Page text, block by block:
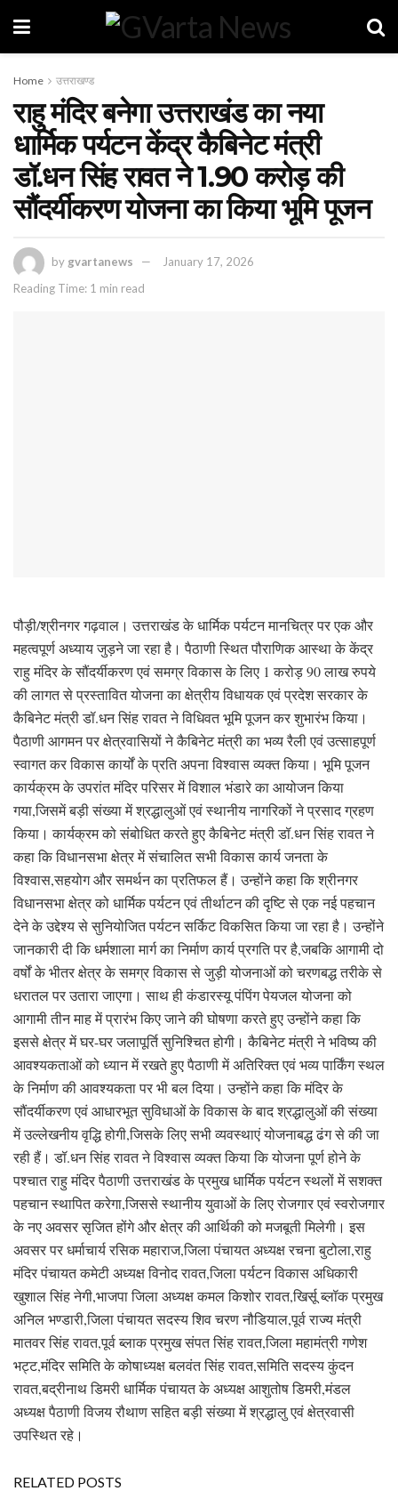
Home उत्तराखण्ड
राहु मंदिर बनेगा उत्तराखंड का नया
धार्मिक पर्यटन केंद्र कैबिनेट मंत्री
डॉ.धन सिंह रावत ने 1.90 करोड़ की
सौंदर्यीकरण योजना का किया भूमि पूजन
by gvartanews
January 17, 2026
Reading Time: 1 min read
पौड़ी/श्रीनगर गढ़वाल। उत्तराखंड के धार्मिक पर्यटन मानचित्र पर एक और
महत्वपूर्ण अध्याय जुड़ने जा रहा है। पैठाणी स्थित पौराणिक आस्था के केंद्र
राहु मंदिर के सौंदर्यीकरण एवं समग्र विकास के लिए 1 करोड़ 90 लाख रुपये
की लागत से प्रस्तावित योजना का क्षेत्रीय विधायक एवं प्रदेश सरकार के
कैबिनेट मंत्री डॉ.धन सिंह रावत ने विधिवत भूमि पूजन कर शुभारंभ किया।
पैठाणी आगमन पर क्षेत्रवासियों ने कैबिनेट मंत्री का भव्य रैली एवं उत्साहपूर्ण
स्वागत कर विकास कार्यों के प्रति अपना विश्वास व्यक्त किया। भूमि पूजन
कार्यक्रम के उपरांत मंदिर परिसर में विशाल भंडारे का आयोजन किया
गया,जिसमें बड़ी संख्या में श्रद्धालुओं एवं स्थानीय नागरिकों ने प्रसाद ग्रहण
किया। कार्यक्रम को संबोधित करते हुए कैबिनेट मंत्री डॉ.धन सिंह रावत ने
कहा कि विधानसभा क्षेत्र में संचालित सभी विकास कार्य जनता के
विश्वास,सहयोग और समर्थन का प्रतिफल हैं। उन्होंने कहा कि श्रीनगर
विधानसभा क्षेत्र को धार्मिक पर्यटन एवं तीर्थाटन की दृष्टि से एक नई पहचान
देने के उद्देश्य से सुनियोजित पर्यटन सर्किट विकसित किया जा रहा है। उन्होंने
जानकारी दी कि धर्मशाला मार्ग का निर्माण कार्य प्रगति पर है,जबकि आगामी दो
वर्षों के भीतर क्षेत्र के समग्र विकास से जुड़ी योजनाओं को चरणबद्ध तरीके से
धरातल पर उतारा जाएगा। साथ ही कंडारस्यू पंपिंग पेयजल योजना को
आगामी तीन माह में प्रारंभ किए जाने की घोषणा करते हुए उन्होंने कहा कि
इससे क्षेत्र में घर-घर जलापूर्ति सुनिश्चित होगी। कैबिनेट मंत्री ने भविष्य की
आवश्यकताओं को ध्यान में रखते हुए पैठाणी में अतिरिक्त एवं भव्य पार्किंग स्थल
के निर्माण की आवश्यकता पर भी बल दिया। उन्होंने कहा कि मंदिर के
सौंदर्यीकरण एवं आधारभूत सुविधाओं के विकास के बाद श्रद्धालुओं की संख्या
में उल्लेखनीय वृद्धि होगी,जिसके लिए सभी व्यवस्थाएं योजनाबद्ध ढंग से की जा
रही हैं। डॉ.धन सिंह रावत ने विश्वास व्यक्त किया कि योजना पूर्ण होने के
पश्चात राहु मंदिर पैठाणी उत्तराखंड के प्रमुख धार्मिक पर्यटन स्थलों में सशक्त
पहचान स्थापित करेगा,जिससे स्थानीय युवाओं के लिए रोजगार एवं स्वरोजगार
के नए अवसर सृजित होंगे और क्षेत्र की आर्थिकी को मजबूती मिलेगी। इस
अवसर पर धर्माचार्य रसिक महाराज,जिला पंचायत अध्यक्ष रचना बुटोला,राहु
मंदिर पंचायत कमेटी अध्यक्ष विनोद रावत,जिला पर्यटन विकास अधिकारी
खुशाल सिंह नेगी,भाजपा जिला अध्यक्ष कमल किशोर रावत,खिर्सू ब्लॉक प्रमुख
अनिल भण्डारी,जिला पंचायत सदस्य शिव चरण नौडियाल,पूर्व राज्य मंत्री
मातवर सिंह रावत,पूर्व ब्लाक प्रमुख संपत सिंह रावत,जिला महामंत्री गणेश
भट्ट,मंदिर समिति के कोषाध्यक्ष बलवंत सिंह रावत,समिति सदस्य कुंदन
रावत,बद्रीनाथ डिमरी धार्मिक पंचायत के अध्यक्ष आशुतोष डिमरी,मंडल
अध्यक्ष पैठाणी विजय रौथाण सहित बड़ी संख्या में श्रद्धालु एवं क्षेत्रवासी
उपस्थित रहे।
RELATED POSTS